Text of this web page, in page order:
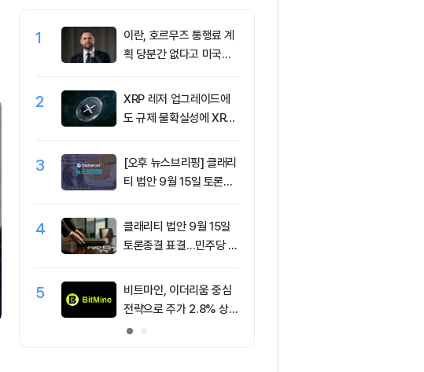
1
이란, 호르무즈 통행료 계
획 당분간 없다고 미국에
2
XRP 레저 업그레이드에
도 규제 불확실성에 XRP
3
[오후 뉴스브리핑] 클래리
티 법안 9월 15일 토론종
4
클래리티 법안 9월 15일
토론종결 표결…민주당 7
5
비트마인, 이더리움 중심
전략으로 주가 2.8% 상
승